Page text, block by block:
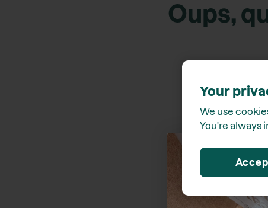
Oups,
Your
We use
You're always